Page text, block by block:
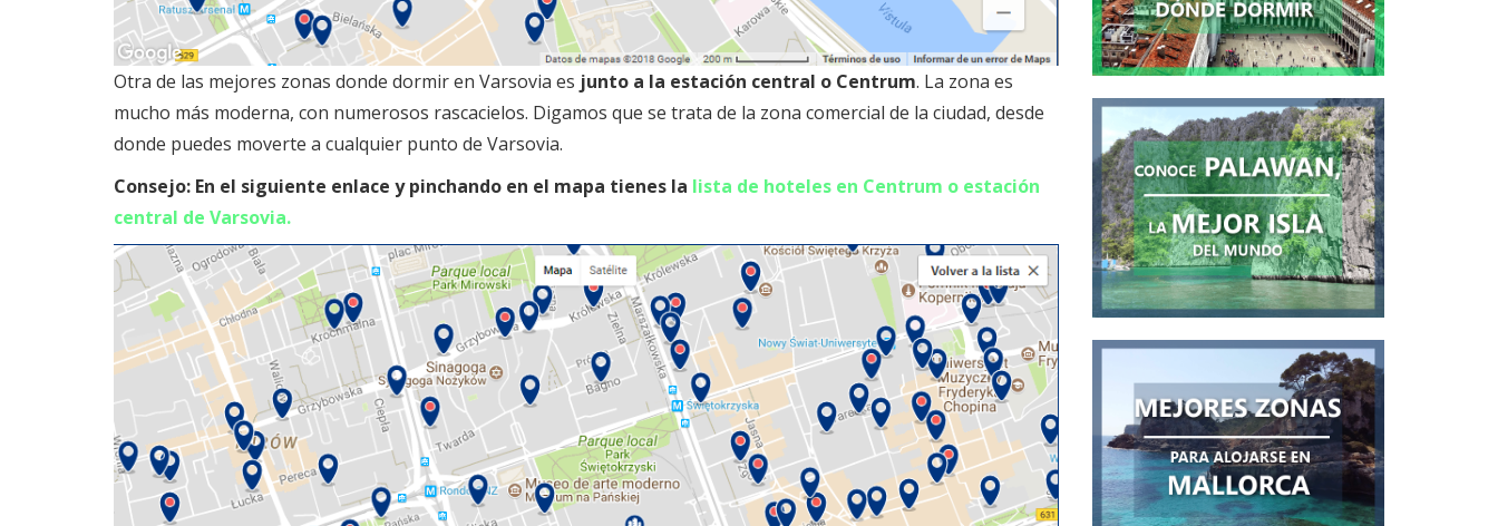
Otra de las mejores zonas donde dormir en Varsovia es junto a la estación central o Centrum. La zona es
mucho más moderna, con numerosos rascacielos. Digamos que se trata de la zona comercial de la ciudad, desde
donde puedes moverte a cualquier punto de Varsovia.
Consejo: En el siguiente enlace y pinchando en el mapa tienes la lista de hoteles en Centrum o estación
central de Varsovia.